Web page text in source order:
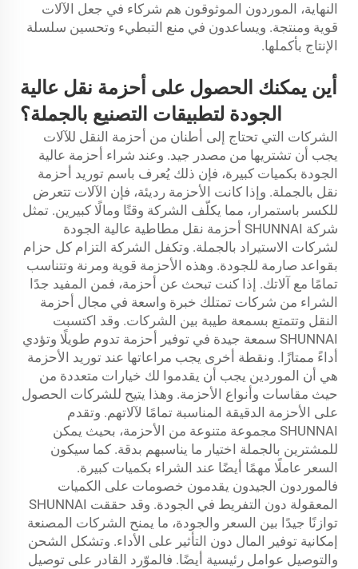
النهاية، الموردون الموثوقون هم شركاء في جعل الآلات
قوية ومنتجة. ويساعدون في منع التبطيء وتحسين سلسلة
الإنتاج بأكملها.
أين يمكنك الحصول على أحزمة نقل عالية
الجودة لتطبيقات التصنيع بالجملة؟
الشركات التي تحتاج إلى أطنان من أحزمة النقل للآلات
يجب أن تشتريها من مصدر جيد. وعند شراء أحزمة عالية
الجودة بكميات كبيرة، فإن ذلك يُعرف باسم توريد أحزمة
نقل بالجملة. وإذا كانت الأحزمة رديئة، فإن الآلات تتعرض
للكسر باستمرار، مما يكلّف الشركة وقتًا ومالًا كبيرين. تمثل
شركة SHUNNAI أحزمة نقل مطاطية عالية الجودة
لشركات الاستيراد بالجملة. وتكفل الشركة التزام كل حزام
بقواعد صارمة للجودة. وهذه الأحزمة قوية ومرنة وتتناسب
تمامًا مع آلاتك. إذا كنت تبحث عن أحزمة، فمن المفيد جدًا
الشراء من شركات تمتلك خبرة واسعة في مجال أحزمة
النقل وتتمتع بسمعة طيبة بين الشركات. وقد اكتسبت
SHUNNAI سمعة جيدة في توفير أحزمة تدوم طويلًا وتؤدي
أداءً ممتازًا. ونقطة أخرى يجب مراعاتها عند توريد الأحزمة
هي أن الموردين يجب أن يقدموا لك خيارات متعددة من
حيث مقاسات وأنواع الأحزمة. وهذا يتيح للشركات الحصول
على الأحزمة الدقيقة المناسبة تمامًا لآلاتهم. وتقدم
SHUNNAI مجموعة متنوعة من الأحزمة، بحيث يمكن
للمشترين بالجملة اختيار ما يناسبهم بدقة. كما سيكون
السعر عاملًا مهمًا أيضًا عند الشراء بكميات كبيرة.
فالموردون الجيدون يقدمون خصومات على الكميات
المعقولة دون التفريط في الجودة. وقد حققت SHUNNAI
توازنًا جيدًا بين السعر والجودة، ما يمنح الشركات المصنعة
إمكانية توفير المال دون التأثير على الأداء. وتشكل الشحن
والتوصيل عوامل رئيسية أيضًا. فالموّرد القادر على توصيل